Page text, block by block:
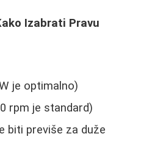
Izabrati Pravu
je optimalno)
rpm je standard)
biti previše za duže